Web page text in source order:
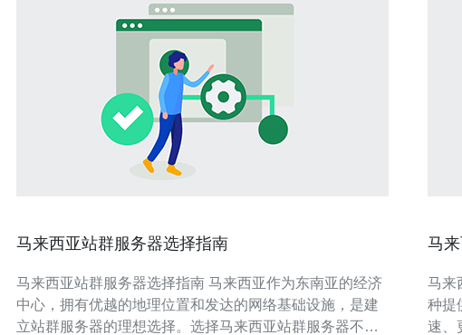
马来西亚站群服务器选择指南
马来西亚站群服务器选择指南 马来西亚作为东南亚的经济
中心，拥有优越的地理位置和发达的网络基础设施，是建
立站群服务器的理想选择。选择马来西亚站群服务器不仅
马
马来西
种提
速、